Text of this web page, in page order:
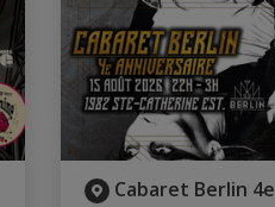
Cabaret Berlin 4e